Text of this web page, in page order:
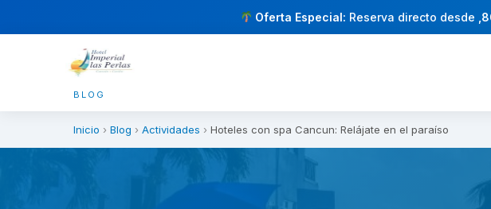
Oferta Especial: Reserva directo desde
BLOG
Inicio › Blog › Actividades › Hoteles con spa Cancun: Relájate en el paraíso